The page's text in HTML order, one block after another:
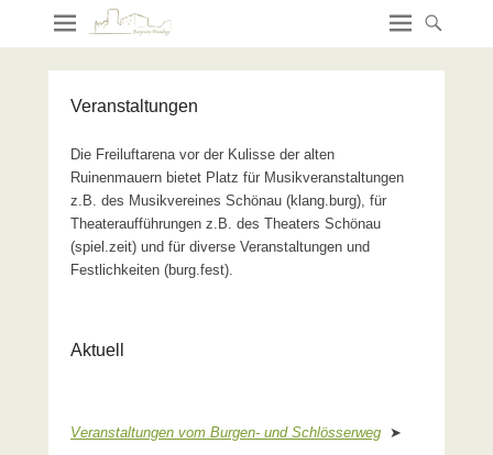
Veranstaltungen
Die Freiluftarena vor der Kulisse der alten
Ruinenmauern bietet Platz für Musikveranstaltungen
z.B. des Musikvereines Schönau (klang.burg), für
Theateraufführungen z.B. des Theaters Schönau
(spiel.zeit) und für diverse Veranstaltungen und
Festlichkeiten (burg.fest).
Aktuell
Veranstaltungen vom Burgen- und Schlösserweg ➤